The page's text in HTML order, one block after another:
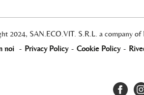
2024, SAN.ECO.VIT. S.R.L. a company
noi - Privacy Policy - Cookie Policy -